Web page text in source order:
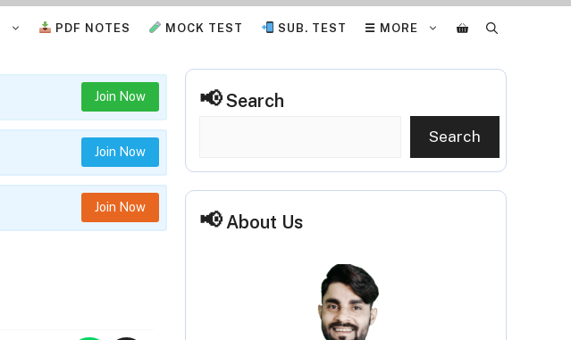
PDF NOTES MOCK TEST SUB. TEST ☰ MORE
Join Now
Join Now
Join Now
Search
Search
About Us